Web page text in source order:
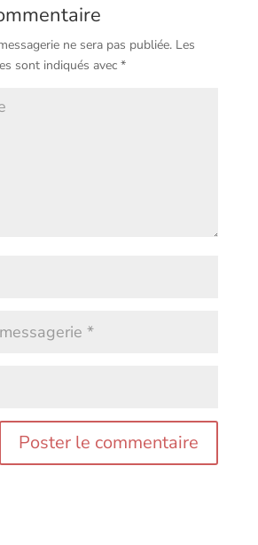
ne sera pas publiée.Les
sont indiqués avec *